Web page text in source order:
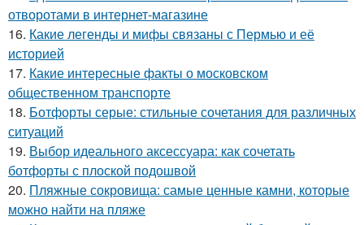
отворотами в интернет-магазине
16. Какие легенды и мифы связаны с Пермью и её
историей
17. Какие интересные факты о московском
общественном транспорте
18. Ботфорты серые: стильные сочетания для различных
ситуаций
19. Выбор идеального аксессуара: как сочетать
ботфорты с плоской подошвой
20. Пляжные сокровища: самые ценные камни, которые
можно найти на пляже